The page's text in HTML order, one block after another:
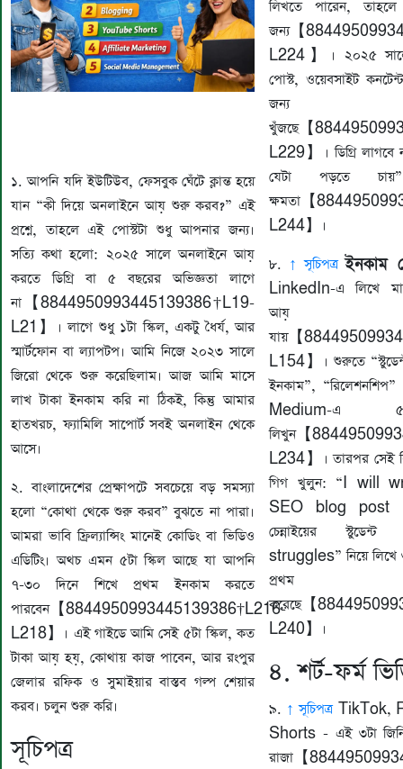
১. আপনি যদি ইউটিউব, ফেসবুক ঘেঁটে ক্লান্ত হয়ে
যান “কী দিয়ে অনলাইনে আয় শুরু করব?” এই
প্রশ্নে, তাহলে এই পোস্টটা শুধু আপনার জন্য।
সত্যি কথা হলো: ২০২৫ সালে অনলাইনে আয়
করতে ডিগ্রি বা ৫ বছরের অভিজ্ঞতা লাগে
না【8844950993445139386†L19-
L21】। লাগে শুধু ১টা স্কিল, একটু ধৈর্য, আর
স্মার্টফোন বা ল্যাপটপ। আমি নিজে ২০২৩ সালে
জিরো থেকে শুরু করেছিলাম। আজ আমি মাসে
লাখ টাকা ইনকাম করি না ঠিকই, কিন্তু আমার
হাতখরচ, ফ্যামিলি সাপোর্ট সবই অনলাইন থেকে
আসে।
২. বাংলাদেশের প্রেক্ষাপটে সবচেয়ে বড় সমস্যা
হলো “কোথা থেকে শুরু করব” বুঝতে না পারা।
আমরা ভাবি ফ্রিল্যান্সিং মানেই কোডিং বা ভিডিও
এডিটিং। অথচ এমন ৫টা স্কিল আছে যা আপনি
৭-৩০ দিনে শিখে প্রথম ইনকাম করতে
পারবেন【8844950993445139386†L216-
L218】। এই গাইডে আমি সেই ৫টা স্কিল, কত
টাকা আয় হয়, কোথায় কাজ পাবেন, আর রংপুর
জেলার রফিক ও সুমাইয়ার বাস্তব গল্প শেয়ার
করব। চলুন শুরু করি।
সূচিপত্র
লিখতে পারেন,
জন্য【
L224】। ২০২৫
পোস্ট, ওয়েবসাইট
জন্য
খুঁজছে【
L229】। ডিগ্রি লাগবে
যেটা পড়তে
ক্ষমতা【
L244】।
৮. ↑ সূচিপত্র ইনকাম
LinkedIn-এ লিখে
আয়
যায়【
L154】। শুরুতে
ইনকাম”,
Medium-এ
লিখুন【
L234】। তারপর সেই
গিগ খুলুন: “I will
SEO blog post
চেন্নাইয়ের
struggles” নিয়ে লিখে
প্রথম
করেছে【
L240】।
৪. শর্ট-ফর্ম
৯. ↑ সূচিপত্রTikTok,
Shorts - এই ৩টা
রাজা【